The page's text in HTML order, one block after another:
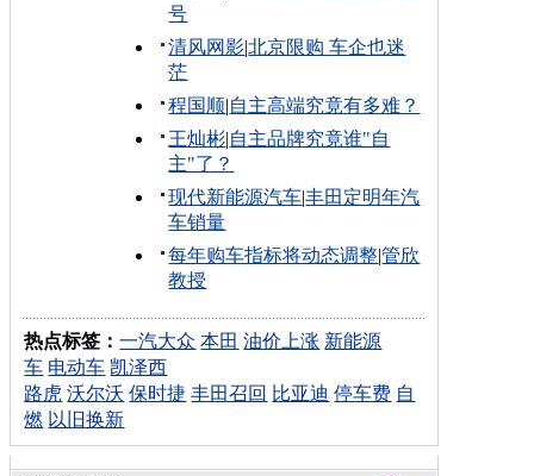
号
清风网影|北京限购 车企也迷
茫
程国顺|自主高端究竟有多难？
王灿彬|自主品牌究竟谁"自
主"了？
现代新能源汽车|丰田定明年汽
车销量
每年购车指标将动态调整|管欣
教授
热点标签：一汽大众 本田 油价上涨 新能源
车 电动车 凯泽西
路虎 沃尔沃 保时捷 丰田召回 比亚迪 停车费 自
燃 以旧换新